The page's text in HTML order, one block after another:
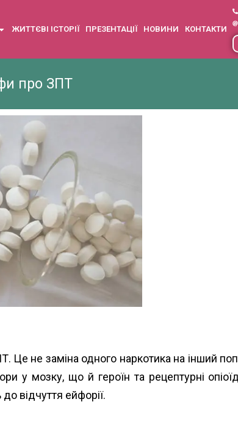
ЖИТТЄВІ ІСТОРІЇ ПРЕЗЕНТАЦІЇ НОВИНИ КОНТАКТИ
про ЗПТ
Це не заміна одного наркотика на інший
у мозку, що й героїн та рецептурні
відчуття ейфорії.